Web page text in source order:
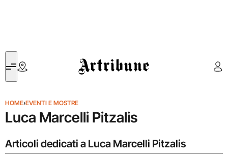
Artribune
HOME›EVENTI E MOSTRE
Luca Marcelli Pitzalis
Articoli dedicati a Luca Marcelli Pitzalis